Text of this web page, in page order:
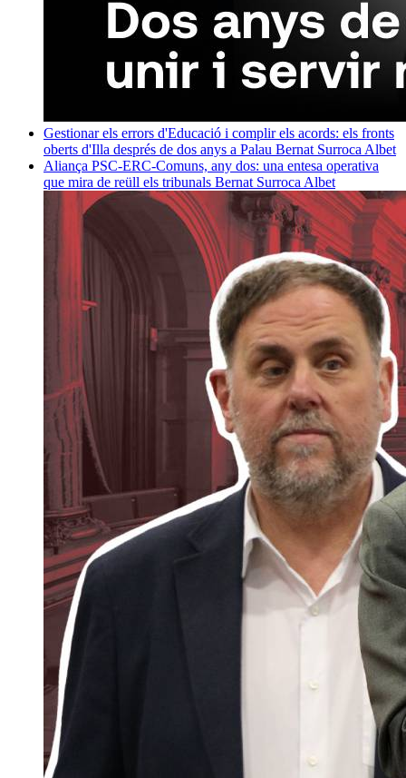
Gestionar els errors d'Educació i complir els acords: els fronts
oberts d'Illa després de dos anys a Palau Bernat Surroca Albet
Aliança PSC-ERC-Comuns, any dos: una entesa operativa
que mira de reüll els tribunals Bernat Surroca Albet